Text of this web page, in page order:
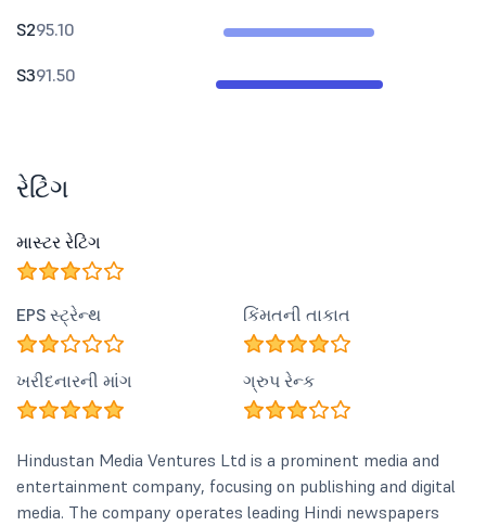
S295.10
S391.50
રેટિંગ
માસ્ટર રેટિંગ
EPS સ્ટ્રેન્થ કિંમતની તાકાત
ખરીદનારની માંગ ગ્રુપ રેન્ક
Hindustan Media Ventures Ltd is a prominent media and
entertainment company, focusing on publishing and digital
media. The company operates leading Hindi newspapers